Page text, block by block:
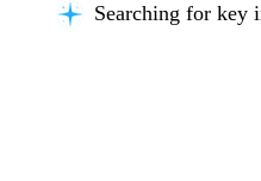
Searching for key